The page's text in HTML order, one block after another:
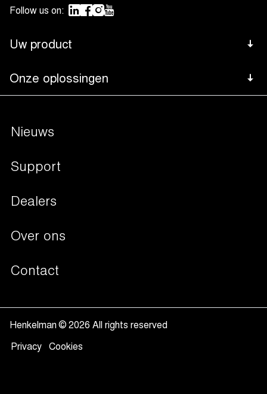
Follow us on:
Uw product
Vlees
Kaas
Vis
Non-food
Valuta en documenten
Onze oplossingen
Besturingssystemen
Verpakkingsoplossingen
Soft air
Sous-vide koken
Footer
Navigation
Nieuws
Support
Dealers
Over ons
Contact
Henkelman © 2026 All rights reserved
Privacy Cookies